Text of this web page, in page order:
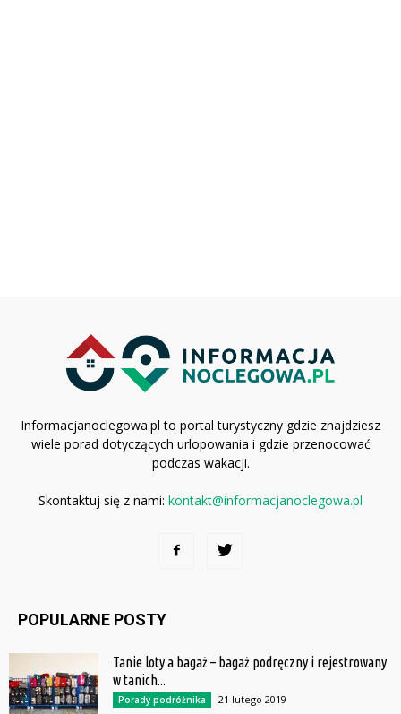
Informacjanoclegowa.pl to portal turystyczny gdzie znajdziesz
wiele porad dotyczących urlopowania i gdzie przenocować
podczas wakacji.
Skontaktuj się z nami: kontakt@informacjanoclegowa.pl
POPULARNE POSTY
Tanie loty a bagaż – bagaż podręczny i rejestrowany
w tanich...
Porady podróżnika 21 lutego 2019